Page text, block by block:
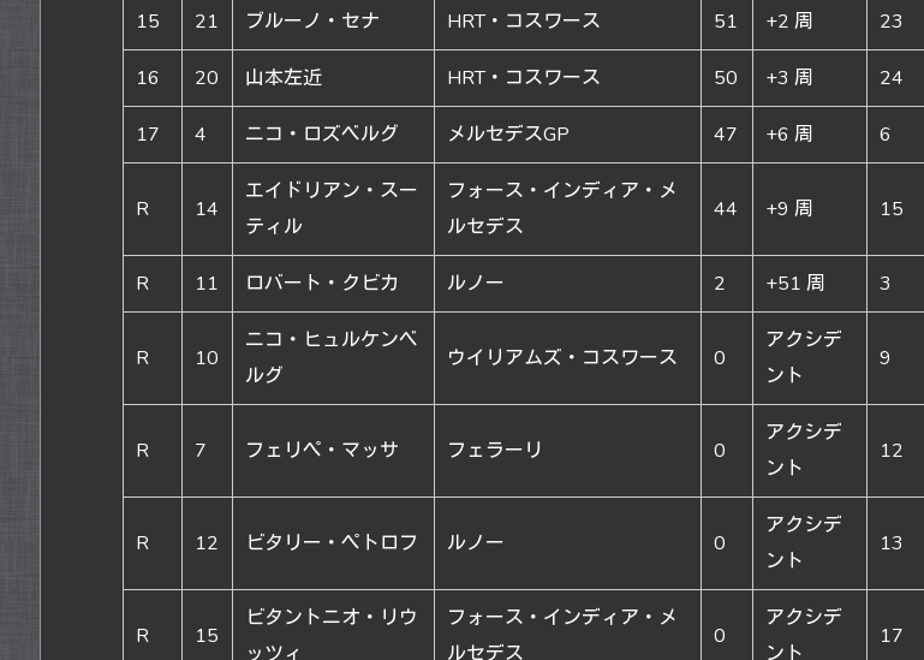
15 21 ブルーノ・セナ HRT・コスワース 51 +2 周 23
16 20 山本左近 HRT・コスワース 50 +3 周 24
17 4 ニコ・ロズベルグ メルセデスGP 47 +6 周 6
R 14
エイドリアン・スー
ティル
フォース・インディア・メ
ルセデス
44 +9 周 15
R 11 ロバート・クビカ ルノー 2 +51 周 3
R 10
ニコ・ヒュルケンベ
ルグ
ウイリアムズ・コスワース 0
アクシデ
ント
9
R 7 フェリペ・マッサ フェラーリ 0
アクシデ
ント
12
R 12 ビタリー・ペトロフ ルノー 0
アクシデ
ント
13
R 15
ビタントニオ・リウ
ッツィ
フォース・インディア・メ
ルセデス
0
アクシデ
ント
17